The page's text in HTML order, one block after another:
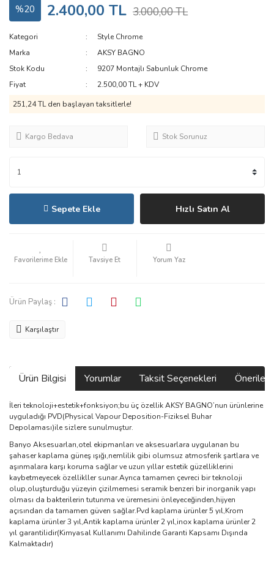
%20 2.400,00 TL 3.000,00 TL
Kategori
Style Chrome
Marka
AKSY BAGNO
Stok Kodu
9207 Montajlı Sabunluk Chrome
Fiyat
2.500,00 TL + KDV
251,24 TL den başlayan taksitlerle!
Kargo Bedava Stok Sorunuz
Sepete Ekle Hızlı Satın Al
Tavsiye Et Yorum Yaz
Ürün Paylaş :
Karşılaştır
Ürün Bilgisi Yorumlar Taksit Seçenekleri
İleri teknoloji+estetik+fonksiyon;bu üç özellik AKSY BAGNO’nun ürünlerine
uyguladığı PVD(Physical Vapour Deposition-Fiziksel Buhar
Depolaması)ile sizlere sunulmuştur.
Banyo Aksesuarları,otel ekipmanları ve aksesuarlara uygulanan bu
şahaser kaplama güneş ışığı,nemlilik gibi olumsuz atmosferik şartlara ve
aşınmalara karşı koruma sağlar ve uzun yıllar estetik güzelliklerini
kaybetmeyecek özellikller sunar.Ayrıca tamamen çevreci bir teknoloji
olup,oluşturduğu yüzeyin çizilmemesi seramik benzeri bir inorganik yapı
olması da bakterilerin tutunma ve üremesini önleyeceğinden,hijyen
açısından da tamamen güven sağlar.Pvd kaplama ürünler 5 yıl,Krom
kaplama ürünler 3 yıl,Antik kaplama ürünler 2 yıl,inox kaplama ürünler 2
yıl garantilidir(Kimyasal Kullanımı Dahilinde Garanti Kapsamı Dışında
Kalmaktadır)